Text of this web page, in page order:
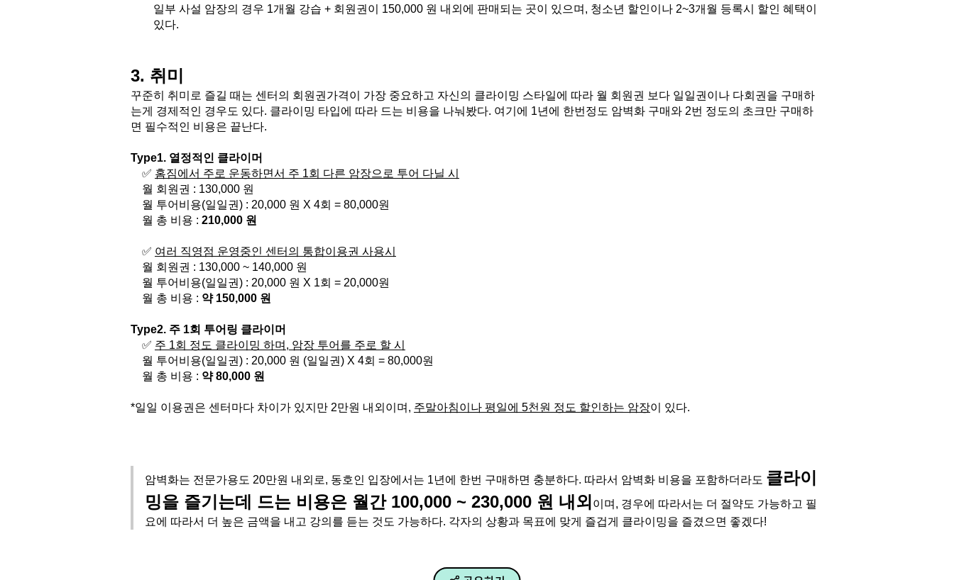
일부 사설 암장의 경우 1개월 강습 + 회원권이 150,000 원 내외에 판매되는 곳이 있으며, 청소년 할인이나 2~3개월 등록시 할인 혜택이
있다.
3. 취미
꾸준히 취미로 즐길 때는 센터의 회원권가격이 가장 중요하고 자신의 클라이밍 스타일에 따라 월 회원권 보다 일일권이나 다회권을 구매하
는게 경제적인 경우도 있다. 클라이밍 타입에 따라 드는 비용을 나눠봤다. 여기에 1년에 한번정도 암벽화 구매와 2번 정도의 초크만 구매하
면 필수적인 비용은 끝난다.
Type1. 열정적인 클라이머
✅ 홈짐에서 주로 운동하면서 주 1회 다른 암장으로 투어 다닐 시
월 회원권 : 130,000 원
월 투어비용(일일권) : 20,000 원 X 4회 = 80,000원
월 총 비용 : 210,000 원
✅ 여러 직영점 운영중인 센터의 통합이용권 사용시
월 회원권 : 130,000 ~ 140,000 원
월 투어비용(일일권) : 20,000 원 X 1회 = 20,000원
월 총 비용 : 약 150,000 원
Type2. 주 1회 투어링 클라이머
✅ 주 1회 정도 클라이밍 하며, 암장 투어를 주로 할 시
월 투어비용(일일권) : 20,000 원 (일일권) X 4회 = 80,000원
월 총 비용 : 약 80,000 원
*일일 이용권은 센터마다 차이가 있지만 2만원 내외이며, 주말아침이나 평일에 5천원 정도 할인하는 암장이 있다.
암벽화는 전문가용도 20만원 내외로, 동호인 입장에서는 1년에 한번 구매하면 충분하다. 따라서 암벽화 비용을 포함하더라도 클라이
밍을 즐기는데 드는 비용은 월간 100,000 ~ 230,000 원 내외 이며, 경우에 따라서는 더 절약도 가능하고 필
요에 따라서 더 높은 금액을 내고 강의를 듣는 것도 가능하다. 각자의 상황과 목표에 맞게 즐겁게 클라이밍을 즐겼으면 좋겠다!